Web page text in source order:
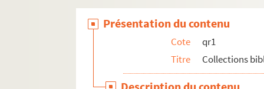
qr1-27. Exposition du Cycle et de
qr1-28. Société des Amis des Arts de Douai
qr1-29. Œuvre de St Léonard (1881-1895)
qr1-30. Société industrielle (1890-1906)
qr1-31. Cercle des Etudiants des Facultés
Présentation du contenu
Cote
qr1
Titre
Collections